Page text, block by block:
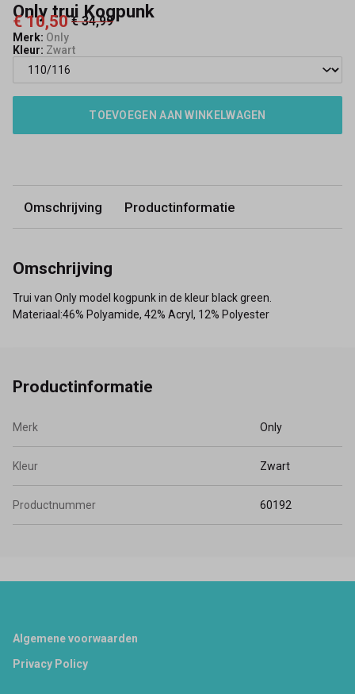
Only trui Kogpunk
€ 10,50 € 34,99
Merk: Only
Kleur: Zwart
TOEVOEGEN AAN WINKELWAGEN
Omschrijving Productinformatie
Omschrijving
Trui van Only model kogpunk in de kleur black green.
Materiaal:46% Polyamide, 42% Acryl, 12% Polyester
Productinformatie
Merk Only
Kleur Zwart
Productnummer 60192
Footer
Algemene voorwaarden
Privacy Policy